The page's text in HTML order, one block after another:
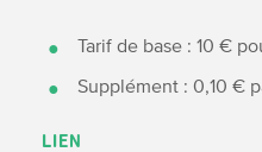
Tarif de base : 10 €
Supplément : 0,10 €
LIEN